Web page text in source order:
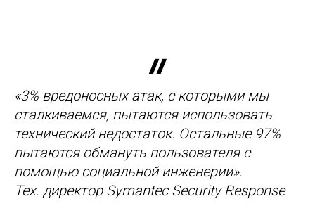
«3% вредоносных атак, с которыми мы
сталкиваемся, пытаются использовать
технический недостаток. Остальные 97%
пытаются обмануть пользователя с
помощью социальной инженерии».
Тех. директор Symantec Security Response